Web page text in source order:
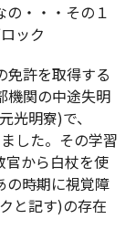
の・・・その１
ック
免許を取得する
機関の中途失明
光明寮)で、
した。その学習
官から白杖を使
の時期に視覚障
と記す)の存在